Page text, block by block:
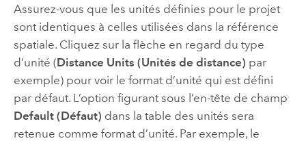
Assurez-vous que les unités définies pour le projet
sont identiques à celles utilisées dans la référence
spatiale. Cliquez sur la flèche en regard du type
d’unité (Distance Units (Unités de distance) par
exemple) pour voir le format d’unité qui est défini
par défaut. L’option figurant sous l’en-tête de champ
Default (Défaut) dans la table des unités sera
retenue comme format d’unité. Par exemple, le